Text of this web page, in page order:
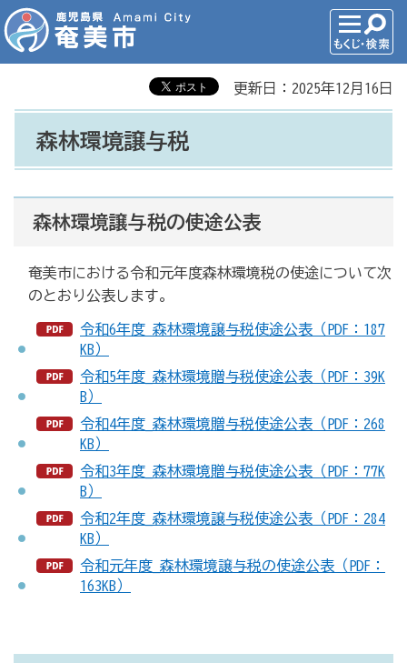
更新日：2025年12月16日
森林環境譲与税
森林環境譲与税の使途公表
奄美市における令和元年度森林環境税の使途について次
のとおり公表します。
令和6年度 森林環境譲与税使途公表（PDF：187
KB）
令和5年度_森林環境贈与税使途公表（PDF：39K
B）
令和4年度_森林環境贈与税使途公表（PDF：268
KB）
令和3年度_森林環境贈与税使途公表（PDF：77K
B）
令和2年度_森林環境譲与税使途公表（PDF：284
KB）
令和元年度_森林環境譲与税の使途公表（PDF：
163KB）